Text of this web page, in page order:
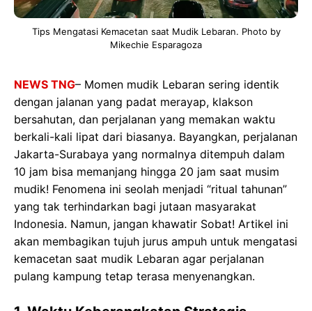
Tips Mengatasi Kemacetan saat Mudik Lebaran. Photo by
Mikechie Esparagoza
NEWS TNG– Momen mudik Lebaran sering identik
dengan jalanan yang padat merayap, klakson
bersahutan, dan perjalanan yang memakan waktu
berkali-kali lipat dari biasanya. Bayangkan, perjalanan
Jakarta-Surabaya yang normalnya ditempuh dalam
10 jam bisa memanjang hingga 20 jam saat musim
mudik! Fenomena ini seolah menjadi “ritual tahunan”
yang tak terhindarkan bagi jutaan masyarakat
Indonesia. Namun, jangan khawatir Sobat! Artikel ini
akan membagikan tujuh jurus ampuh untuk mengatasi
kemacetan saat mudik Lebaran agar perjalanan
pulang kampung tetap terasa menyenangkan.